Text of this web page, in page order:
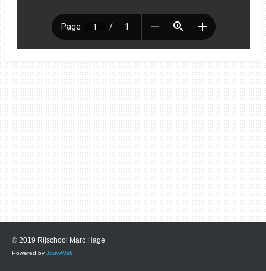
© 2019 Rijschool Marc Hage
Powered by JouwWeb